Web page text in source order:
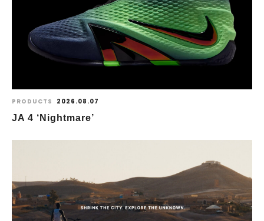
PRODUCTS 2026.08.07
JA 4 ‘Nightmare’